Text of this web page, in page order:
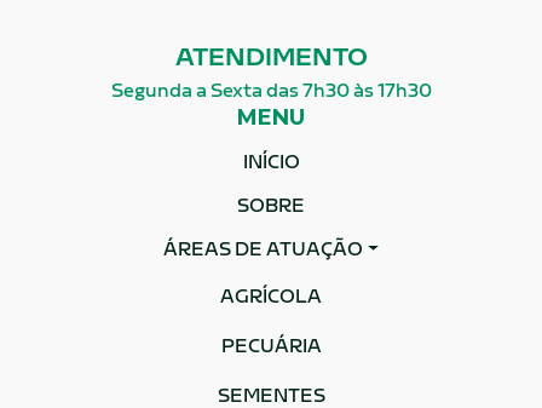
ATENDIMENTO
Segunda a Sexta das 7h30 às 17h30
MENU
INÍCIO
SOBRE
ÁREAS DE ATUAÇÃO
AGRÍCOLA
PECUÁRIA
SEMENTES